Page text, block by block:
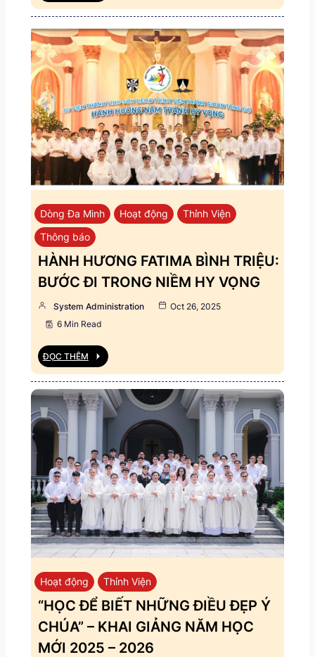
Dòng Đa Minh Hoạt động
Thỉnh Viện
Thông báo
HÀNH HƯƠNG FATIMA BÌNH TRIỆU:
BƯỚC ĐI TRONG NIỀM HY VỌNG
System Administration
Oct 26, 2025
6 Min Read
ĐỌC THÊM
Hoạt động Thỉnh Viện
“HỌC ĐỂ BIẾT NHỮNG ĐIỀU ĐẸP Ý
CHÚA” – KHAI GIẢNG NĂM HỌC
MỚI 2025 – 2026